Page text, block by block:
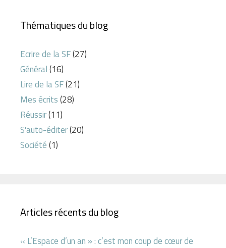
Thématiques du blog
Ecrire de la SF(27)
Général(16)
Lire de la SF(21)
Mes écrits(28)
Réussir(11)
S'auto-éditer(20)
Société(1)
Articles récents du blog
« L’Espace d’un an » : c’est mon coup de cœur de